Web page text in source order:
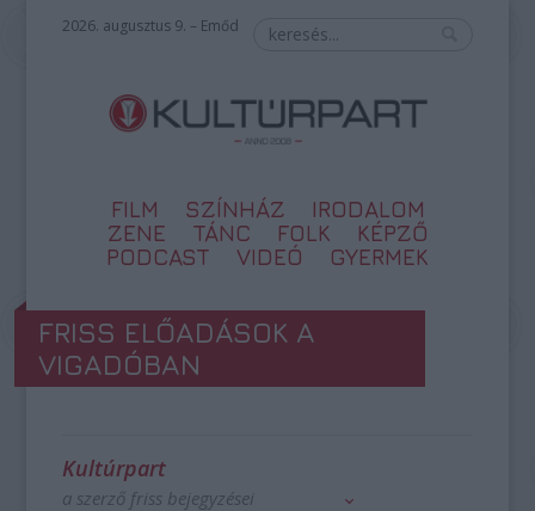
2026. augusztus 9. – Emőd
FILM SZÍNHÁZ
IRODALOM
ZENE
TÁNC FOLK
KÉPZŐ
PODCAST
VIDEÓ GYERMEK
FRISS ELŐADÁSOK A
VIGADÓBAN
Kultúrpart
a szerző friss bejegyzései